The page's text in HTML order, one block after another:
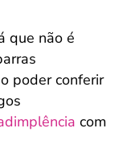
que não é
poder conferir
com